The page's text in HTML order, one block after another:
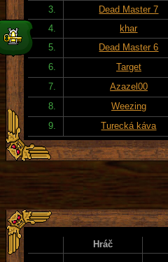
3.
Dead Master 7
4.
khar
5.
Dead Master 6
6.
Target
7.
Azazel00
8.
Weezing
9.
Turecká káva
Hráč